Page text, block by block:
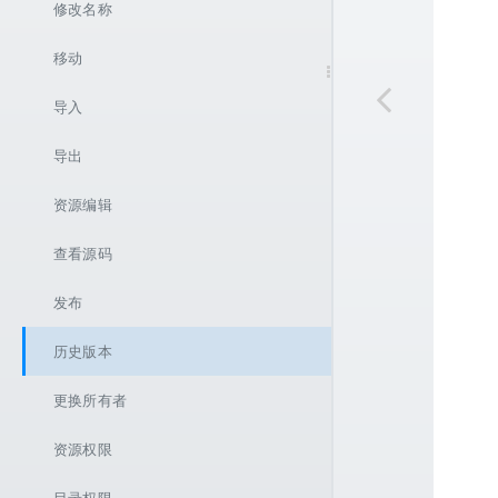
根据账号添加用户
直接添加用户
团队角色
删除团队
更换所有者
修改密码
密码找回
退出团队
修改名称
移动
导入
导出
资源编辑
查看源码
发布
历史版本
更换所有者
资源权限